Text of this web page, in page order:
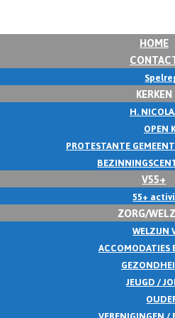
HOME
KERKEN
H.
OPEN
PROTESTANTE
V55+
55+
ZORG/
WELZIJN
ACCOMODATIES
JEUGD /